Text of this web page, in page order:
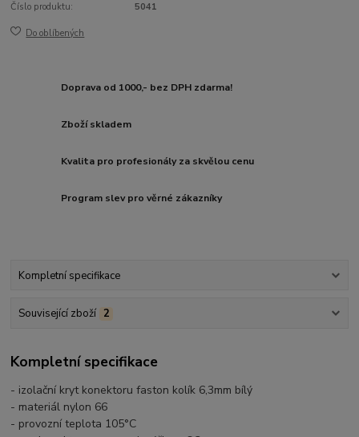
Číslo produktu: 5041
Do oblíbených
Doprava od 1000,- bez DPH zdarma!
Zboží skladem
Kvalita pro profesionály za skvělou cenu
Program slev pro věrné zákazníky
Kompletní specifikace
Související zboží 2
Kompletní specifikace
- izolační kryt konektoru faston kolík 6,3mm bílý
- materiál nylon 66
- provozní teplota 105°C